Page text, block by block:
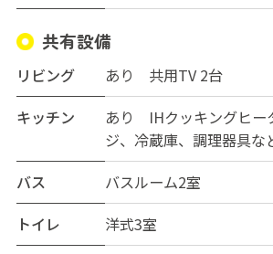
共有設備
リビング
あり 共用TV 2台
キッチン
あり IHクッキングヒー
ジ、冷蔵庫、調理器具な
バス
バスルーム2室
トイレ
洋式3室